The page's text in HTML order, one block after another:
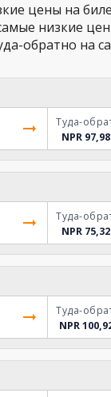
цены на
низкие
обратно на
Туда-
NPR
Туда-
NPR
Туда-
NPR